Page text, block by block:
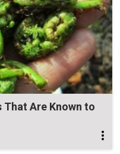
That Are Known to